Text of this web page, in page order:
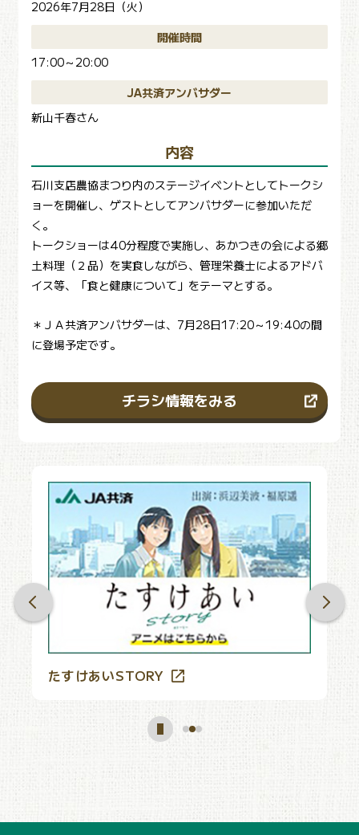
2026年7月28日（火）
開催時間
17:00～20:00
JA共済アンバサダー
新山千春さん
内容
石川支店農協まつり内のステージイベントとしてトークシ
ョーを開催し、ゲストとしてアンバサダーに参加いただ
く。
トークショーは40分程度で実施し、あかつきの会による郷
土料理（２品）を実食しながら、管理栄養士によるアドバ
イス等、「食と健康について」をテーマとする。
＊ＪＡ共済アンバサダーは、7月28日17:20～19:40の間
に登場予定です。
チラシ情報をみる
たすけあいSTORY